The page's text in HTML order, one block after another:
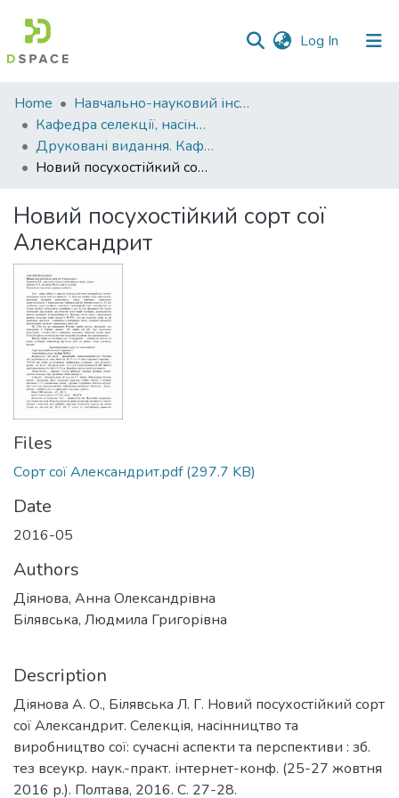
Log In (current)
Communities
&
Collections
Statistics
Home
Навчально-науковий інститут агротехнологій, селекції та екології
Кафедра селекції, насінництва і генетики
Друковані видання. Кафедра селекції, насінництва і генетики
Новий посухостійкий сорт сої Александрит
Новий посухостійкий сорт сої
Александрит
Files
Сорт сої Александрит.pdf(297.7 KB)
Date
2016-05
Authors
Діянова, Анна Олександрівна
Білявська, Людмила Григорівна
Description
Діянова А. О., Білявська Л. Г. Новий посухостійкий сорт
сої Александрит. Селекція, насінництво та
виробництво сої: сучасні аспекти та перспективи : зб.
тез всеукр. наук.-практ. інтернет-конф. (25-27 жовтня
2016 р.). Полтава, 2016. С. 27-28.